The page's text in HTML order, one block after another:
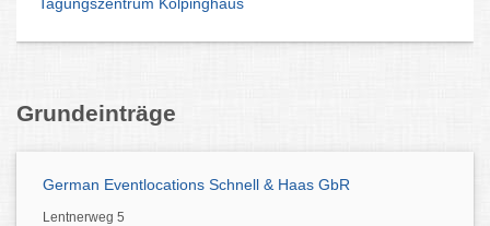
Grundeinträge
German Eventlocations Schnell & Haas GbR
Lentnerweg 5